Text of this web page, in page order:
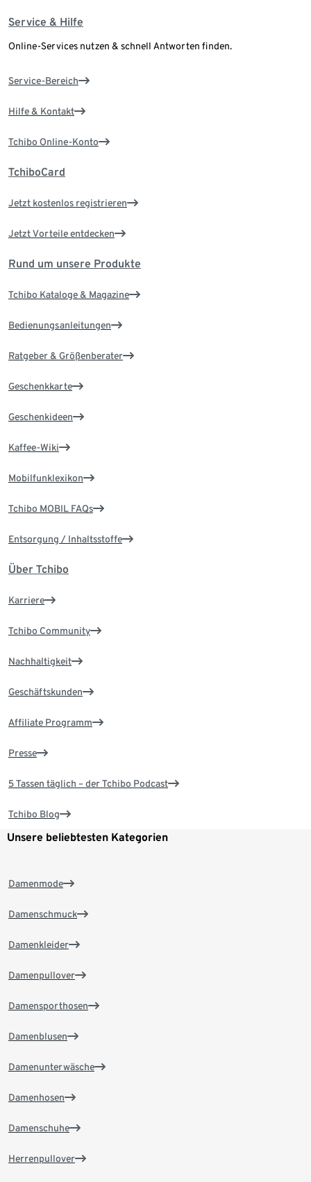
Service & Hilfe
Online-Services nutzen & schnell Antworten finden.
Service-Bereich
Hilfe & Kontakt
Tchibo Online-Konto
TchiboCard
Jetzt kostenlos registrieren
Jetzt Vorteile entdecken
Rund um unsere Produkte
Tchibo Kataloge & Magazine
Bedienungsanleitungen
Ratgeber & Größenberater
Geschenkkarte
Geschenkideen
Kaffee-Wiki
Mobilfunklexikon
Tchibo MOBIL FAQs
Entsorgung / Inhaltsstoffe
Über Tchibo
Karriere
Tchibo Community
Nachhaltigkeit
Geschäftskunden
Affiliate Programm
Presse
5 Tassen täglich – der Tchibo Podcast
Tchibo Blog
Unsere beliebtesten Kategorien
Damenmode
Damenschmuck
Damenkleider
Damenpullover
Damensporthosen
Damenblusen
Damenunterwäsche
Damenhosen
Damenschuhe
Herrenpullover